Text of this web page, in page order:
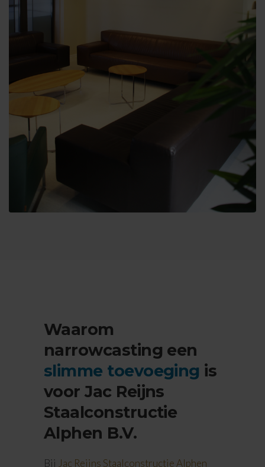
Waarom
narrowcasting een
slimme toevoeging is
voor Jac Reijns
Staalconstructie
Alphen B.V.
Bij Jac Reijns Staalconstructie Alphen